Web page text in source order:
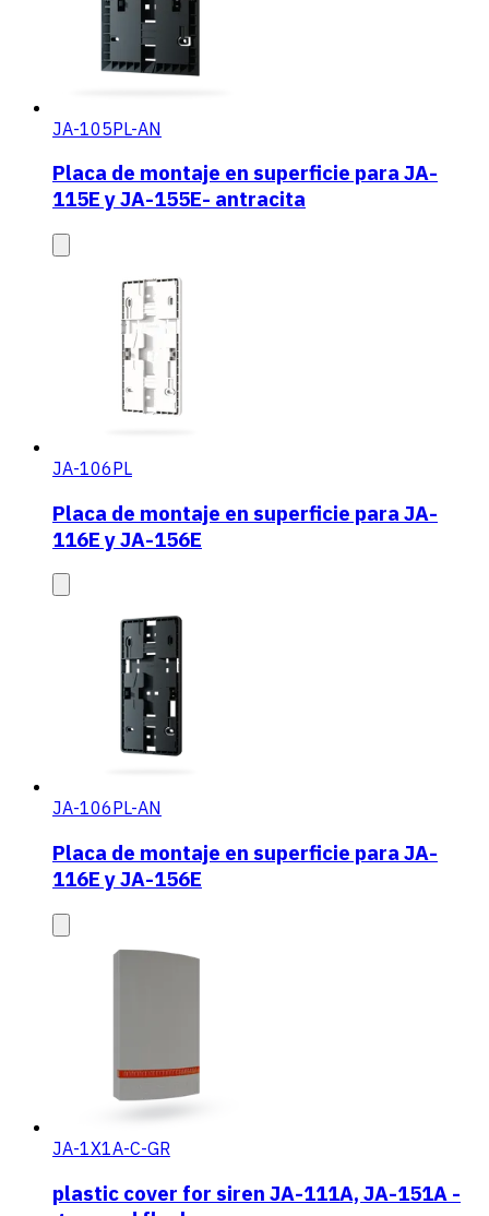
JA-105PL-AN
Placa de montaje en superficie para JA-
115E y JA-155E- antracita
JA-106PL
Placa de montaje en superficie para JA-
116E y JA-156E
JA-106PL-AN
Placa de montaje en superficie para JA-
116E y JA-156E
JA-1X1A-C-GR
plastic cover for siren JA-111A, JA-151A -